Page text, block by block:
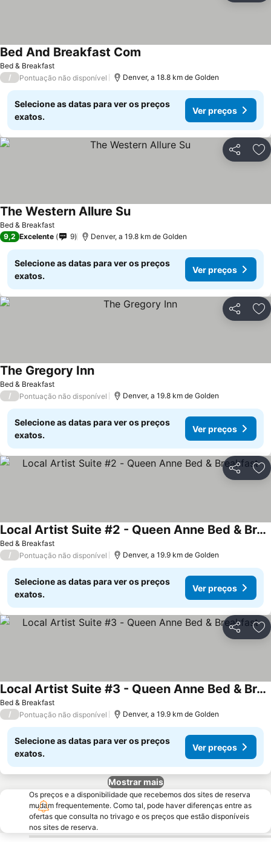
Bed & Breakfast
Bed And Breakfast Com
/ Pontuação não disponível Denver, a 18.8 km de Golden
Selecione as datas para ver os preços
exatos.
Ver preços
Partilhar
Bed & Breakfast
The Western Allure Su
9,2 Excelente 9 Denver, a 19.8 km de Golden
Selecione as datas para ver os preços
exatos.
Ver preços
Partilhar
Bed & Breakfast
The Gregory Inn
/ Pontuação não disponível Denver, a 19.8 km de Golden
Selecione as datas para ver os preços
exatos.
Ver preços
Partilhar
Bed & Breakfast
Local Artist Suite #2 - Queen Anne Bed & Breakfast
/ Pontuação não disponível Denver, a 19.9 km de Golden
Selecione as datas para ver os preços
exatos.
Ver preços
Partilhar
Bed & Breakfast
Local Artist Suite #3 - Queen Anne Bed & Breakfast
/ Pontuação não disponível Denver, a 19.9 km de Golden
Selecione as datas para ver os preços
exatos.
Ver preços
Mostrar mais
Os preços e a disponibilidade que recebemos dos sites de reserva
mudam frequentemente. Como tal, pode haver diferenças entre as
ofertas que consulta no trivago e os preços que estão disponíveis
nos sites de reserva.